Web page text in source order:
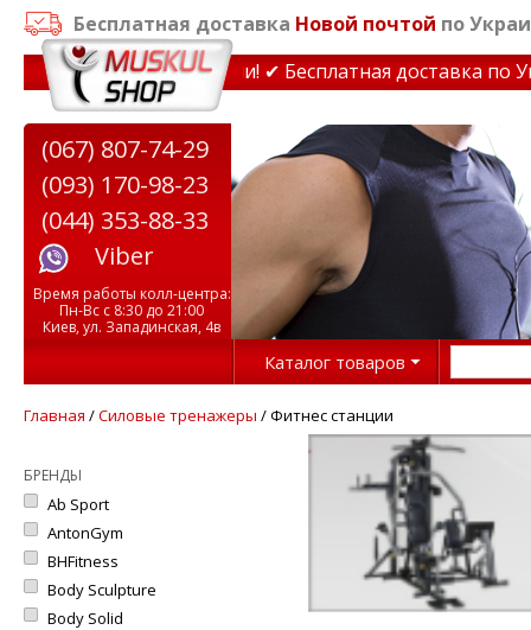
Бесплатная доставка Новой почтой по
до 15% Звони! ✔ Бесплатная доставка по Украине
(067) 807-74-29
(093) 170-98-23
(044) 353-88-33
Viber
Время работы колл-центра:
Пн-Вс с 8:30 до 21:00
Киев, ул. Западинская, 4в
Каталог товаров
Главная /Силовые тренажеры / Фитнес станции
БРЕНДЫ
Ab Sport
AntonGym
BHFitness
Body Sculpture
Body Solid